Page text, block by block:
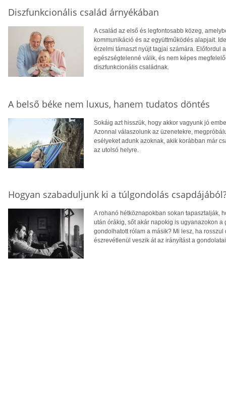
Diszfunkcionális család árnyékában
A család az első és legfontosabb közeg,
kommunikáció és az együttműködés alapjait.
érzelmi támaszt nyújt tagjai számára. Előfordul
egészségtelenné válik, és nem képes
diszfunkcionális családnak.
A belső béke nem luxus, hanem tudatos döntés
Sokáig azt hisszük, hogy akkor vagyunk jó
Azonnal válaszolunk az üzenetekre,
esélyeket adunk azoknak, akik korábban már
az utolsó helyre.
Hogyan szabaduljunk ki a túlgondolás
A rohanó hétköznapokban sokan tapasztalják,
után órákig, sőt akár napokig is ugyanazokon
gondolhatott rólam a másik? Mi lesz, ha
észrevétlenül veszik át az irányítást a